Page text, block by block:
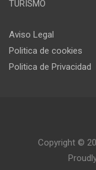
TURISMO
Aviso Legal
Politica de cookies
Politica de Privacidad
Copyright ©